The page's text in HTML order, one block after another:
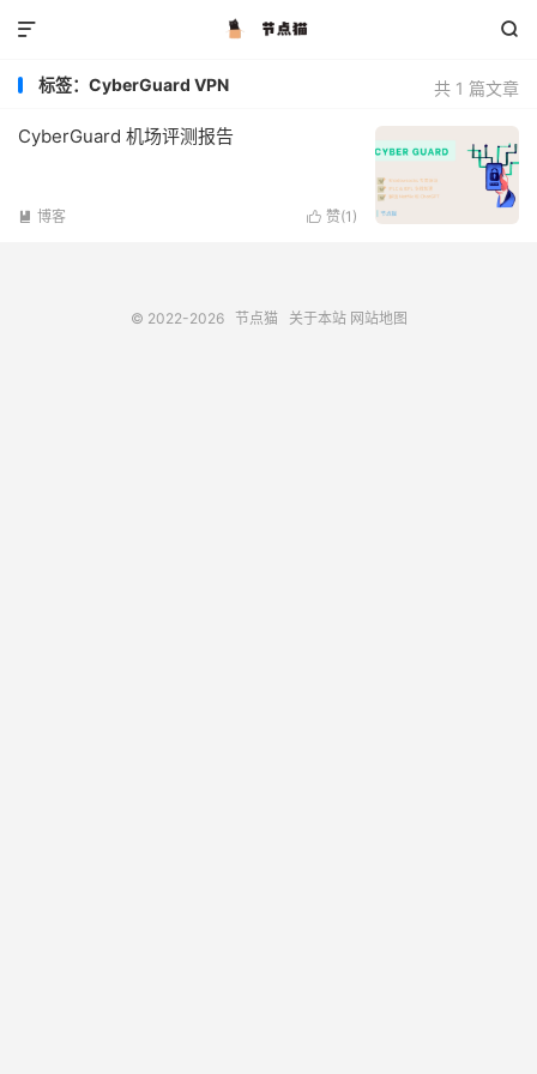


共 1 篇文章
标签：CyberGuard VPN
CyberGuard 机场评测报告
 赞(1 )
 博客
© 2022-2026 节点猫 关于本站 网站地图